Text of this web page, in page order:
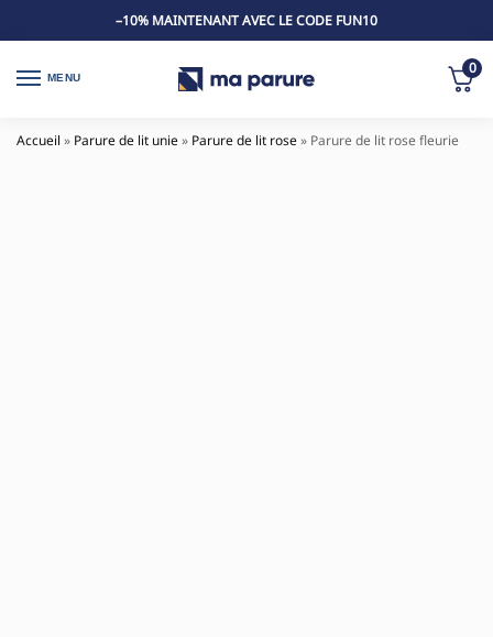
–10% MAINTENANT AVEC LE CODE FUN10
MENU
0
Accueil » Parure de lit unie» Parure de lit rose» Parure de lit rose fleurie